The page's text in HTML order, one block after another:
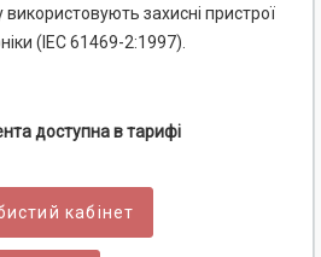
захисні пристрої
(ІЕС 61469-2:1997).
доступна в тарифі
кабінет